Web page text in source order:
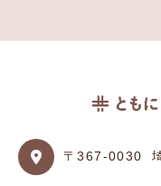
〒367-0030